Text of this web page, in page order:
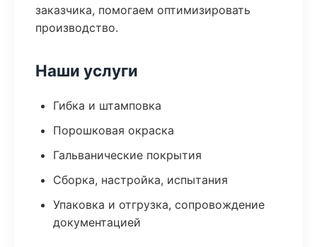
заказчика, помогаем оптимизировать
производство.
Наши услуги
Гибка и штамповка
Порошковая окраска
Гальванические покрытия
Сборка, настройка, испытания
Упаковка и отгрузка, сопровождение
документацией